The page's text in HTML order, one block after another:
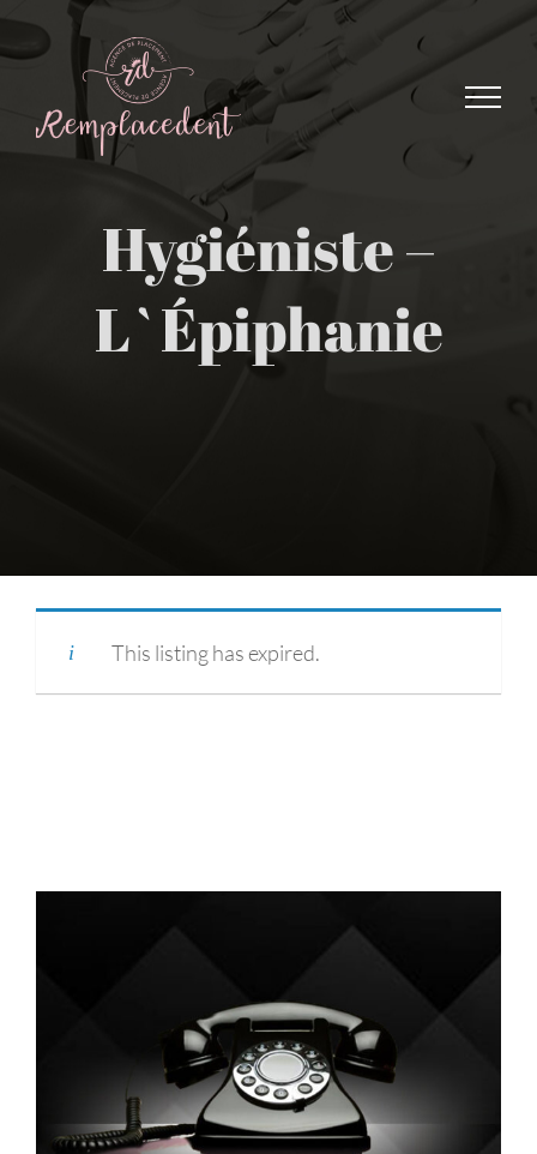
Skip
to
Hygiéniste –
L`Épiphanie
This listing has expired.